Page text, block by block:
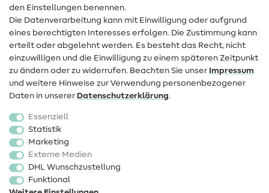
Widerrufsrecht
Beliebt
Stoffe
Sale
Schnittmuster
den Einstellungen benennen.
Die Datenverarbeitung kann mit Einwilligung oder aufgrund
eines berechtigten Interesses erfolgen. Die Zustimmung kann
erteilt oder abgelehnt werden. Es besteht das Recht, nicht
einzuwilligen und die Einwilligung zu einem späteren Zeitpunkt
zu ändern oder zu widerrufen. Beachten Sie unser Impressum
und weitere Hinweise zur Verwendung personenbezogener
Daten in unserer Daten­schutz­erklärung.
Essenziell
Statistik
Marketing
Externe Medien
DHL Wunschzustellung
Funktional